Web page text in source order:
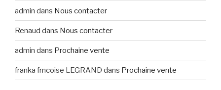
admin dans Nous contacter
Renaud dans Nous contacter
admin dans Prochaine vente
franka frncoise LEGRAND dans Prochaine vente